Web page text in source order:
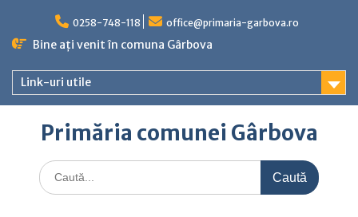
content
0258-748-118 office@primaria-garbova.ro
Bine ați venit în comuna Gârbova
Link-uri utile
Primăria comunei Gârbova
Caută
for: